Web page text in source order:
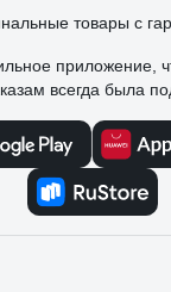
товары с
приложение,
всегда была